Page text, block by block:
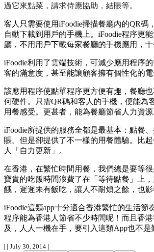
過它來點菜，請求侍應協助，結賬等。
客人只需要使用iFoodie掃描餐廳內的QR碼
自動下載到用戶的手機上。iFoodie程序更
廳，不用用戶下載每家餐廳的手機應用，十
iFoodie利用了雲端技術，可減少應用程序
客的滿意度，甚至能讓顧客擁有個性化的電
該應用程序使點單程序更方便有趣，餐廳
何硬件。只需QR碼和客人的手機，便能為
用餐感受。更甚者，能為餐廳節省人力資源
iFoodie所提供的服務全都是最基本：點餐
賬。但是卻提供了不一樣的用餐體驗。比
人「自力更新」。
在香港，在繁忙時間用餐，我們總是要等很
寶貴的吃飯時間浪費了在「等待點餐」上
餓，遲遲未有飯吃，讓人不耐煩之餘，也影
iFoodie這類app十分適合香港繁忙的生活節
程序能為香港人節省不少時間呢！而且香
及，人人一機在手，要引入這類App也不是
| | July 30, 2014 |